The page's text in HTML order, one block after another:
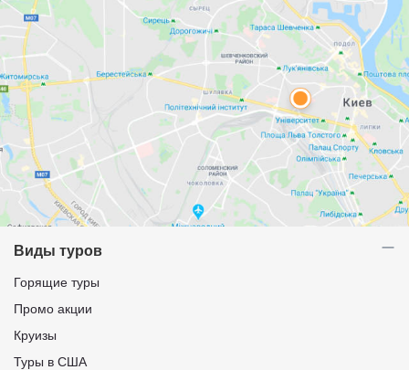
Виды туров
Горящие туры
Промо акции
Круизы
Туры в США